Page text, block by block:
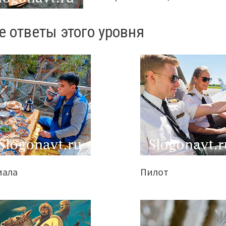
ответы этого уровня
Пилот